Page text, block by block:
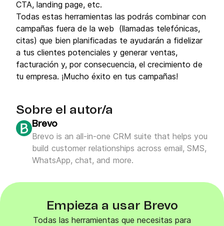
CTA, landing page, etc.
Todas estas herramientas las podrás combinar con
campañas fuera de la web (llamadas telefónicas,
citas) que bien planificadas te ayudarán a fidelizar
a tus clientes potenciales y generar ventas,
facturación y, por consecuencia, el crecimiento de
tu empresa. ¡Mucho éxito en tus campañas!
Sobre el autor/a
Brevo
Brevo is an all-in-one CRM suite that helps you
build customer relationships across email, SMS,
WhatsApp, chat, and more.
Empieza a usar Brevo
Todas las herramientas que necesitas para